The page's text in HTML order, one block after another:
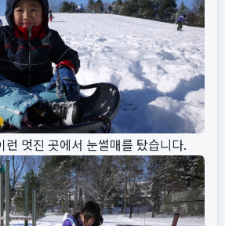
런 멋진 곳에서 눈썰매를 탔습니다.